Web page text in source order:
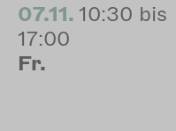
07.11. 10:30 bis
17:00
Fr.